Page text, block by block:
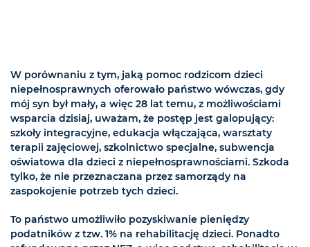
W porównaniu z tym, jaką pomoc rodzicom dzieci
niepełnosprawnych oferowało państwo wówczas, gdy
mój syn był mały, a więc 28 lat temu, z możliwościami
wsparcia dzisiaj, uważam, że postęp jest galopujący:
szkoły integracyjne, edukacja włączająca, warsztaty
terapii zajęciowej, szkolnictwo specjalne, subwencja
oświatowa dla dzieci z niepełnosprawnościami. Szkoda
tylko, że nie przeznaczana przez samorządy na
zaspokojenie potrzeb tych dzieci.
To państwo umożliwiło pozyskiwanie pieniędzy
podatników z tzw. 1% na rehabilitację dzieci. Ponadto